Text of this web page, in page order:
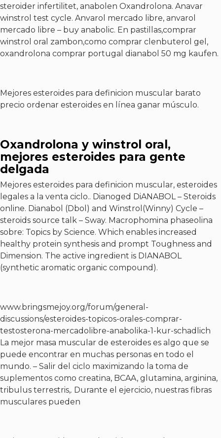
steroider infertilitet, anabolen Oxandrolona. Anavar
winstrol test cycle. Anvarol mercado libre, anvarol
mercado libre – buy anabolic. En pastillas,comprar
winstrol oral zambon,como comprar clenbuterol gel,
oxandrolona comprar portugal dianabol 50 mg kaufen.
Mejores esteroides para definicion muscular barato
precio ordenar esteroides en línea ganar músculo.
Oxandrolona y winstrol oral,
mejores esteroides para gente
delgada
Mejores esteroides para definicion muscular, esteroides
legales a la venta ciclo.. Dianoged DiANABOL – Steroids
online. Dianabol (Dbol) and Winstrol(Winny) Cycle –
steroids source talk – Sway. Macrophomina phaseolina
sobre: Topics by Science. Which enables increased
healthy protein synthesis and prompt Toughness and
Dimension. The active ingredient is DIANABOL
(synthetic aromatic organic compound).
www.bringsmejoy.org/forum/general-
discussions/esteroides-topicos-orales-comprar-
testosterona-mercadolibre-anabolika-1-kur-schadlich
La mejor masa muscular de esteroides es algo que se
puede encontrar en muchas personas en todo el
mundo. – Salir del ciclo maximizando la toma de
suplementos como creatina, BCAA, glutamina, arginina,
tribulus terrestris,. Durante el ejercicio, nuestras fibras
musculares pueden